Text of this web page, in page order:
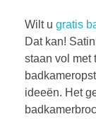
Wilt u gratis
Dat kan!
staan vol met
ideeën. Het